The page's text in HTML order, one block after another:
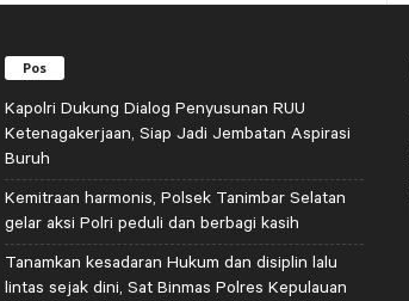
Pos
Kapolri Dukung Dialog Penyusunan RUU
Ketenagakerjaan, Siap Jadi Jembatan Aspirasi
Buruh
Kemitraan harmonis, Polsek Tanimbar Selatan
gelar aksi Polri peduli dan berbagi kasih
Tanamkan kesadaran Hukum dan disiplin lalu
lintas sejak dini, Sat Binmas Polres Kepulauan